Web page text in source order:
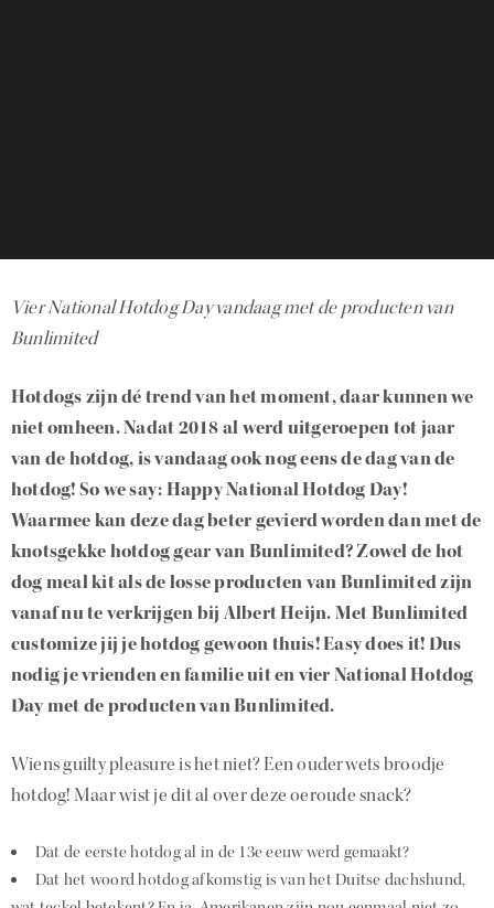
Vier National Hotdog Day vandaag met de producten van
Bunlimited
Hotdogs zijn dé trend van het moment, daar kunnen we
niet omheen. Nadat 2018 al werd uitgeroepen tot jaar
van de hotdog, is vandaag ook nog eens de dag van de
hotdog! So we say: Happy National Hotdog Day!
Waarmee kan deze dag beter gevierd worden dan met de
knotsgekke hotdog gear van Bunlimited? Zowel de hot
dog meal kit als de losse producten van Bunlimited zijn
vanaf nu te verkrijgen bij Albert Heijn. Met Bunlimited
customize jij je hotdog gewoon thuis! Easy does it! Dus
nodig je vrienden en familie uit en vier National Hotdog
Day met de producten van Bunlimited.
Wiens guilty pleasure is het niet? Een ouderwets broodje
hotdog! Maar wist je dit al over deze oeroude snack?
Dat de eerste hotdog al in de 13e eeuw werd gemaakt?
Dat het woord hotdog afkomstig is van het Duitse dachshund,